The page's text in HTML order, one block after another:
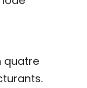
quatre